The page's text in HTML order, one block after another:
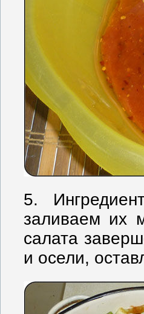
5.
заливаем их
салата
и осели,